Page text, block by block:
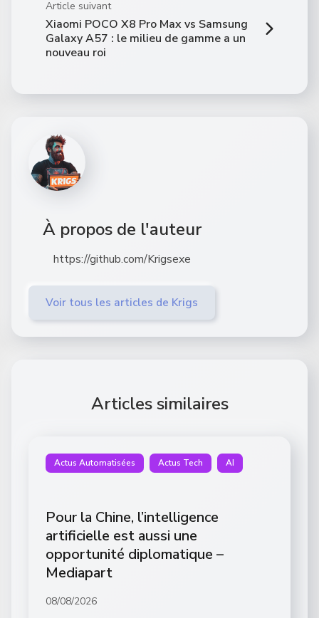
Article suivant
Xiaomi POCO X8 Pro Max vs Samsung
Galaxy A57 : le milieu de gamme a un
nouveau roi
À propos de l'auteur
https://github.com/Krigsexe
Voir tous les articles de Krigs
Articles similaires
Actus Automatisées Actus Tech AI
Pour la Chine, l’intelligence
artificielle est aussi une
opportunité diplomatique –
Mediapart
08/08/2026